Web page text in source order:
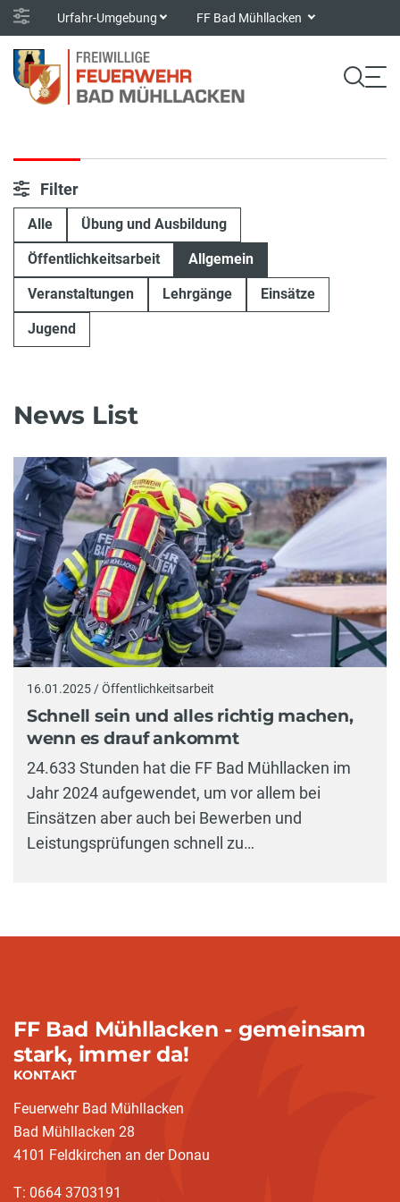
Urfahr-Umgebung FF Bad Mühllacken
Filter
Alle Übung und Ausbildung
Öffentlichkeitsarbeit Allgemein
Veranstaltungen Lehrgänge Einsätze
Jugend
News List
16.01.2025 / Öffentlichkeitsarbeit
Schnell sein und alles richtig machen,
wenn es drauf ankommt
24.633 Stunden hat die FF Bad Mühllacken im
Jahr 2024 aufgewendet, um vor allem bei
Einsätzen aber auch bei Bewerben und
Leistungsprüfungen schnell zu…
FF Bad Mühllacken - gemeinsam
stark, immer da!
KONTAKT
Feuerwehr Bad Mühllacken
Bad Mühllacken 28
4101 Feldkirchen an der Donau
T: 0664 3703191